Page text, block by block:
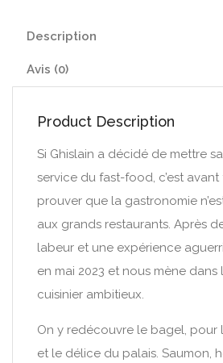
Description
Avis (0)
Product Description
Si Ghislain a décidé de mettre
service du fast-food, c’est
prouver que la gastronomie
aux grands restaurants. Après
labeur et une expérience
en mai 2023 et nous mène dans
cuisinier ambitieux.
On y redécouvre le bagel, pour
et le délice du palais. Saumon,